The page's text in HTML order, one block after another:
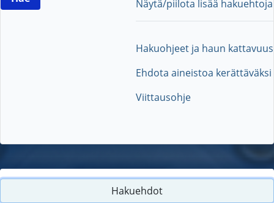
Näytä/piilota lisää hakuehtoja
Hakuohjeet ja haun kattavuus
Ehdota aineistoa kerättäväksi
Viittausohje
Hakuehdot